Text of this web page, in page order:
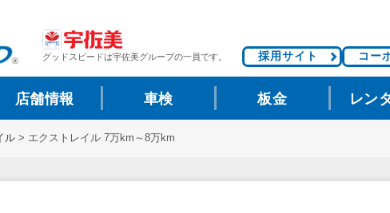
グッドスピードは宇佐美グループの一員です。 採用サイト コー
店舗情報 車検 板金 レン
ル > エクストレイル 7万km～8万km